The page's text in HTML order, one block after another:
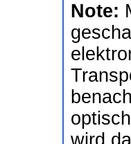
Note: